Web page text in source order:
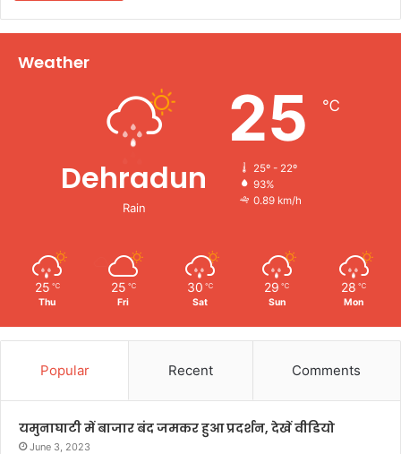
Weather
Dehradun
Rain
25 ℃
25º - 22º
93%
0.89 km/h
25 ℃
Thu
25 ℃
Fri
30 ℃
Sat
29 ℃
Sun
28 ℃
Mon
Popular Recent Comments
यमुनाघाटी में बाजार बंद जमकर हुआ प्रदर्शन, देखें वीडियो
June 3, 2023